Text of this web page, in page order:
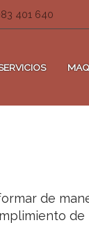
401 640
de
de